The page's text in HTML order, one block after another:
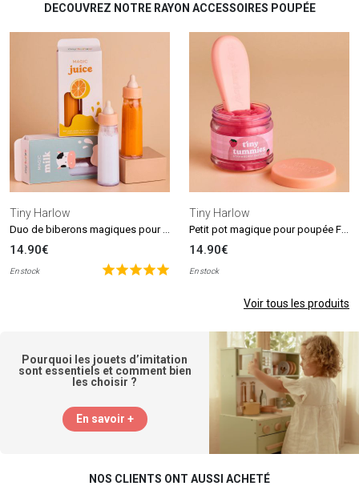
DECOUVREZ NOTRE RAYON ACCESSOIRES POUPÉE
Tiny Harlow
14.90€
En stock
Tiny Harlow
14.90€
En stock
Voir tous les produits
Pourquoi les jouets d’imitation
sont essentiels et comment bien
les choisir ?
En savoir +
NOS CLIENTS ONT AUSSI ACHETÉ